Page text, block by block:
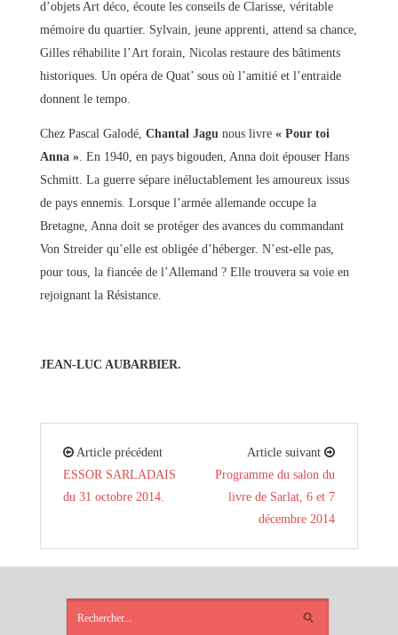
d’objets Art déco, écoute les conseils de Clarisse, véritable
mémoire du quartier. Sylvain, jeune apprenti, attend sa chance,
Gilles réhabilite l’Art forain, Nicolas restaure des bâtiments
historiques. Un opéra de Quat’ sous où l’amitié et l’entraide
donnent le tempo.
Chez Pascal Galodé, Chantal Jagu nous livre « Pour toi
Anna ». En 1940, en pays bigouden, Anna doit épouser Hans
Schmitt. La guerre sépare inéluctablement les amoureux issus
de pays ennemis. Lorsque l’armée allemande occupe la
Bretagne, Anna doit se protéger des avances du commandant
Von Streider qu’elle est obligée d’héberger. N’est-elle pas,
pour tous, la fiancée de l’Allemand ? Elle trouvera sa voie en
rejoignant la Résistance.
JEAN-LUC AUBARBIER.
Article précédent
ESSOR SARLADAIS
du 31 octobre 2014.
Article suivant
Programme du salon du
livre de Sarlat, 6 et 7
décembre 2014